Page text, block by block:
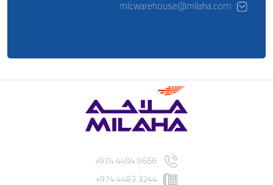
mlcwarehouse@milaha.com
9666 4494 974+
3244 4483 974+